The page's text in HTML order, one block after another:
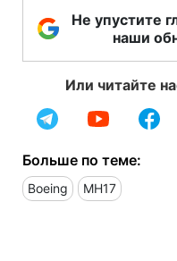
Не упустите
наши
Или читайте
Больше по теме:
Boeing МН17